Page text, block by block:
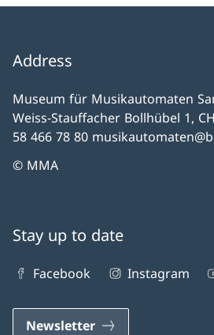
Address
Museum für Musikautomaten
Weiss-Stauffacher Bollhübel 1,
58 466 78 80
© MMA
Stay up to date
Facebook Instagram
Newsletter